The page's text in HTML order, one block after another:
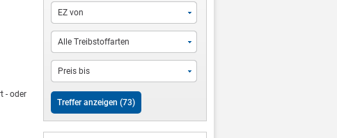
- oder
EZ von
Alle Treibstoffarten
Preis bis